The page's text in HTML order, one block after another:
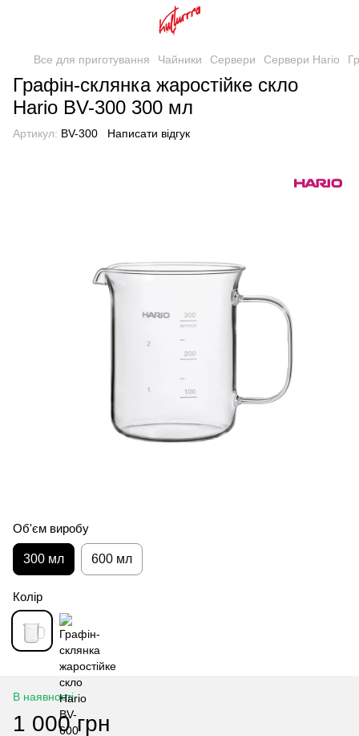
Все для приготування Чайники Сервери Сервери Hario
Графін-склянка жаростійке скло
Hario BV-300 300 мл
Артикул: BV-300 Написати відгук
Об'єм виробу
300 мл 600 мл
Колір
В наявності
1 000 грн